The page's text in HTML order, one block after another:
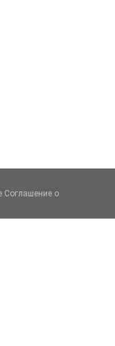
Соглашение о